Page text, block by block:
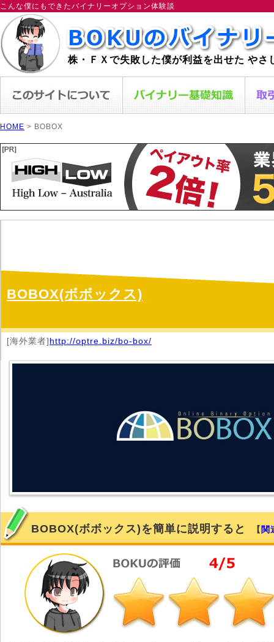
こんな僕にもできたバイナリーオプション体験談
株・ＦＸで失敗した僕が利益を出せた やさ
HOME > BOBOX
BOBOX(ボボックス)
[海外業者]http://optre.biz/bo-box/
BOBOX(ボボックス)を簡単に説明すると 【 関